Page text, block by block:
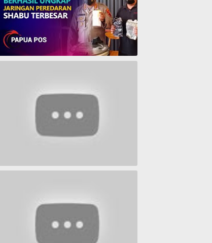
Polresta Jayapura Berhasil ungkap jaringan peredaran shabu terbesar
Lagu Timur yang Paling 2022